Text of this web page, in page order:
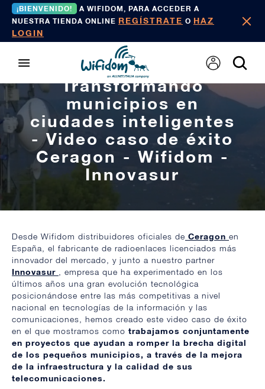
¡BIENVENIDO!
A WIFIDOM, PARA ACCEDER A
NUESTRA TIENDA ONLINE REGÍSTRATE O HAZ
LOGIN
Transformando
municipios en
ciudades inteligentes
- Video caso de éxito
Ceragon - Wifidom -
Innovasur
Desde Wifidom distribuidores oficiales de Ceragon en
España, el fabricante de radioenlaces licenciados más
innovador del mercado, y junto a nuestro partner
Innovasur , empresa que ha experimentado en los
últimos años una gran evolución tecnológica
posicionándose entre las más competitivas a nivel
nacional en tecnologías de la información y las
comunicaciones, hemos creado este video caso de éxito
en el que mostramos como trabajamos conjuntamente
en proyectos que ayudan a romper la brecha digital
de los pequeños municipios, a través de la mejora
de la infraestructura y la calidad de sus
telecomunicaciones.